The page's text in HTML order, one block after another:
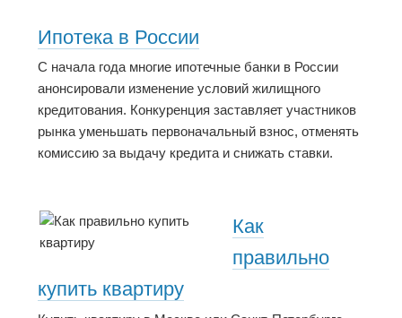
Ипотека в России
С начала года многие ипотечные банки в России
анонсировали изменение условий жилищного
кредитования. Конкуренция заставляет участников
рынка уменьшать первоначальный взнос, отменять
комиссию за выдачу кредита и снижать ставки.
Как
правильно
купить квартиру